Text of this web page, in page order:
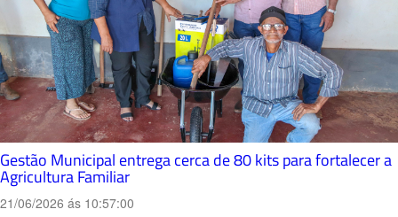
Gestão Municipal entrega cerca de 80 kits para fortalecer a
Agricultura Familiar
21/06/2026 ás 10:57:00